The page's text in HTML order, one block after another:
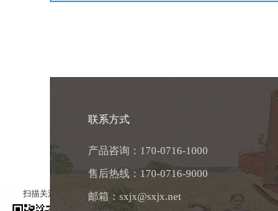
产品咨询：170-0716-1000
售后热线：170-0716-9000
邮箱：sxjx@sxjx.net
联系方式
扫描关注